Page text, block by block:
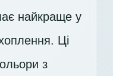
найкраще у
Ці
з